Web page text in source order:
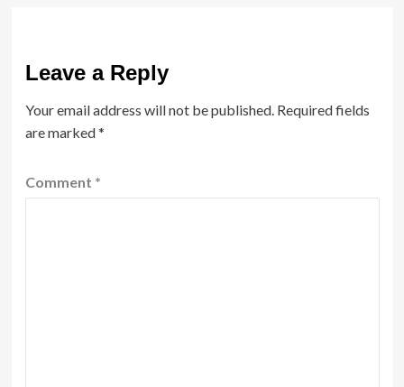
Leave a Reply
Your email address will not be published. Required fields
are marked*
Comment *